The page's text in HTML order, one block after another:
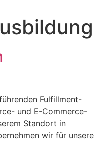
Fulfillment-
und E-Commerce-
Standort in
wir für unsere